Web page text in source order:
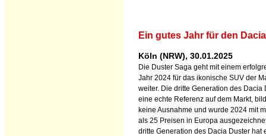
Ein gutes Jahr für den
Köln (NRW), 30.01.2025
Die Duster Saga geht mit einem
Jahr 2024 für das ikonische SUV der
weiter. Die dritte Generation des Dacia
eine echte Referenz auf dem Markt,
keine Ausnahme und wurde 2024 mit
als 25 Preisen in Europa
dritte Generation des Dacia Duster hat